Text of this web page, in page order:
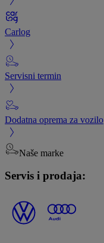
Carlog
Servisni termin
Dodatna oprema za vozilo
Naše marke
Servis i prodaja: